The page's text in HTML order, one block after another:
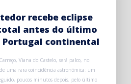
recebe eclipse
antes do último
Portugal continental
Viana do Castelo, será palco, no
uma rara coincidência astronómica: um
poucos minutos depois, pelo último